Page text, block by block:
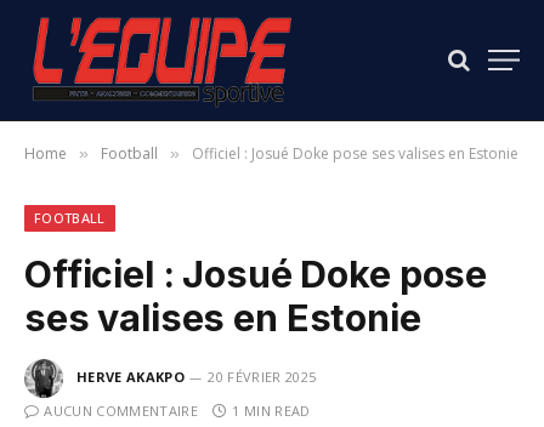
Home » Football » Officiel : Josué Doke pose ses valises en Estonie
FOOTBALL
Officiel : Josué Doke pose
ses valises en Estonie
HERVE AKAKPO
20 FÉVRIER 2025
AUCUN COMMENTAIRE
1 MIN READ